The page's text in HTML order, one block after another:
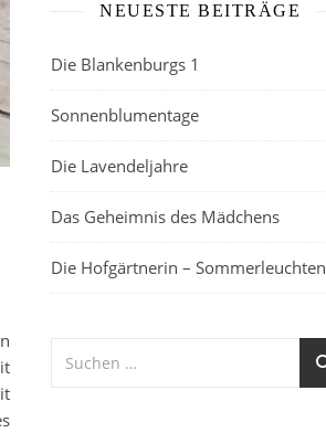
NEUESTE BEITRÄGE
Die Blankenburgs 1
Sonnenblumentage
Die Lavendeljahre
Das Geheimnis des Mädchens
Die Hofgärtnerin – Sommerleuchten